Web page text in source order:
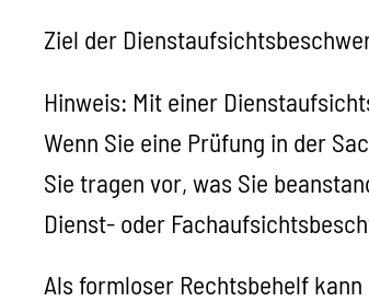
Ziel der
Hinweis: Mit einer
Wenn Sie eine Prüfung in der
Sie tragen vor, was Sie
Dienst- oder
Als formloser Rechtsbehelf